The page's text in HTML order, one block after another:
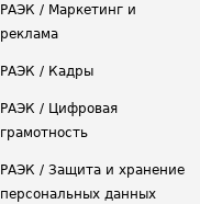
РАЭК / Маркетинг и
реклама
РАЭК / Кадры
РАЭК / Цифровая
грамотность
РАЭК / Защита и хранение
персональных данных